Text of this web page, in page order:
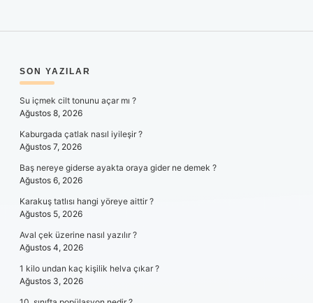
SIDEBAR
SON YAZILAR
Su içmek cilt tonunu açar mı ?
Ağustos 8, 2026
Kaburgada çatlak nasıl iyileşir ?
Ağustos 7, 2026
Baş nereye giderse ayakta oraya gider ne demek ?
Ağustos 6, 2026
Karakuş tatlısı hangi yöreye aittir ?
Ağustos 5, 2026
Aval çek üzerine nasıl yazılır ?
Ağustos 4, 2026
1 kilo undan kaç kişilik helva çıkar ?
Ağustos 3, 2026